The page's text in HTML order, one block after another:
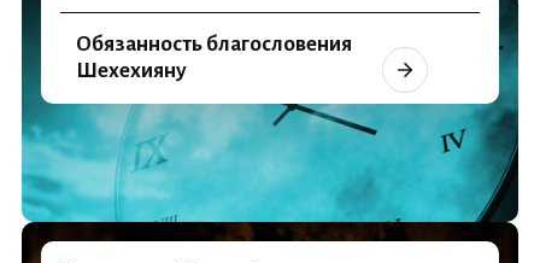
Обязанность благословения
Шехехияну